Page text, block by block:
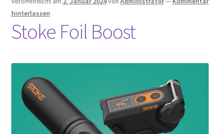
öffnen
Impressum
hinterlassen
Stoke Foil Boost